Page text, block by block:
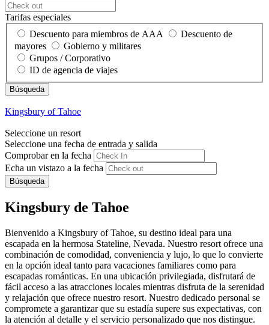
Tarifas especiales
Descuento para miembros de AAA
Descuento de
mayores
Gobierno y militares
Grupos / Corporativo
ID de agencia de viajes
Kingsbury of Tahoe
Seleccione un resort
Seleccione una fecha de entrada y salida
Comprobar en la fecha
Echa un vistazo a la fecha
Búsqueda
Kingsbury de Tahoe
Bienvenido a Kingsbury of Tahoe, su destino ideal para una
escapada en la hermosa Stateline, Nevada. Nuestro resort ofrece una
combinación de comodidad, conveniencia y lujo, lo que lo convierte
en la opción ideal tanto para vacaciones familiares como para
escapadas románticas. En una ubicación privilegiada, disfrutará de
fácil acceso a las atracciones locales mientras disfruta de la serenidad
y relajación que ofrece nuestro resort. Nuestro dedicado personal se
compromete a garantizar que su estadía supere sus expectativas, con
la atención al detalle y el servicio personalizado que nos distingue.